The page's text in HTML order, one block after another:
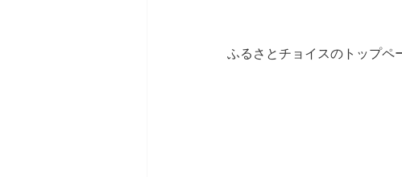
ふるさとチョイスのトップペ